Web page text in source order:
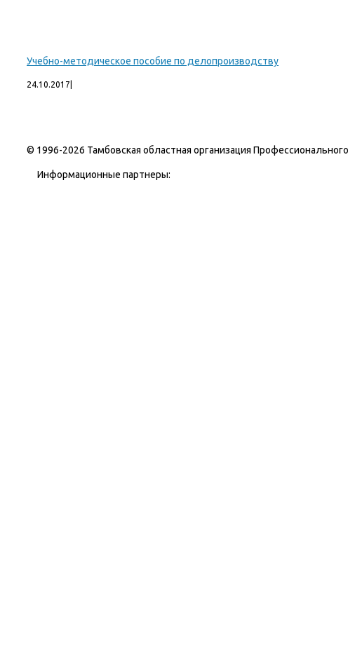
Учебно-методическое пособие по делопроизводству
24.10.2017
© 1996-2026 Тамбовская областная организация
Информационные партнеры: